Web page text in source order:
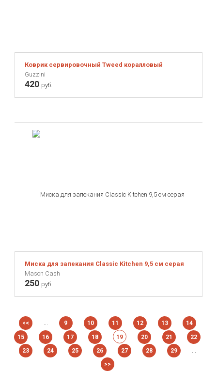
Коврик сервировочный Tweed коралловый
Guzzini
420 руб.
Миска для запекания Classic Kitchen 9,5 см серая
Mason Cash
250 руб.
<< ... 9 10 11 12 13 14
15 16 17 18 19 20 21
22
23
24 25 26 27 28 29 ...
>>